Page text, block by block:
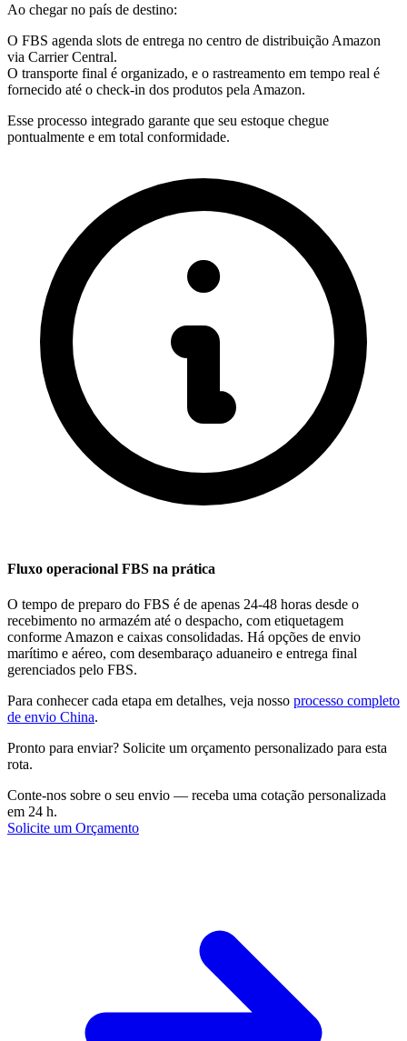
Ao chegar no país de destino:
O FBS agenda slots de entrega no centro de distribuição Amazon
via Carrier Central.
O transporte final é organizado, e o rastreamento em tempo real é
fornecido até o check-in dos produtos pela Amazon.
Esse processo integrado garante que seu estoque chegue
pontualmente e em total conformidade.
Fluxo operacional FBS na prática
O tempo de preparo do FBS é de apenas 24-48 horas desde o
recebimento no armazém até o despacho, com etiquetagem
conforme Amazon e caixas consolidadas. Há opções de envio
marítimo e aéreo, com desembaraço aduaneiro e entrega final
gerenciados pelo FBS.
Para conhecer cada etapa em detalhes, veja nosso processo completo
de envio China.
Pronto para enviar? Solicite um orçamento personalizado para esta
rota.
Conte-nos sobre o seu envio — receba uma cotação personalizada
em 24 h.
Solicite um Orçamento